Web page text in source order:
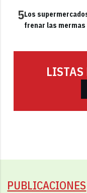
5Los
frenar las mermas
PUBLICACIONES